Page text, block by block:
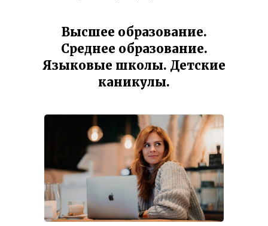
Высшее образование.
Среднее образование.
Языковые школы. Детские
каникулы.